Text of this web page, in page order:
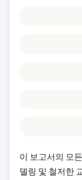
이 보고서의 모
델링 및 철저한